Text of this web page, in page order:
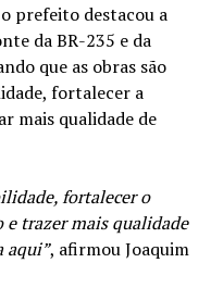
prefeito destacou a
da BR-235 e da
que as obras são
fortalecer a
mais qualidade de
fortalecer o
trazer mais qualidade
aqui”, afirmou Joaquim